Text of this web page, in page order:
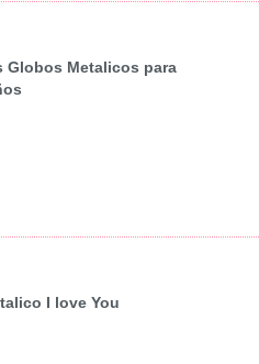
Globos Metalicos para
I love You